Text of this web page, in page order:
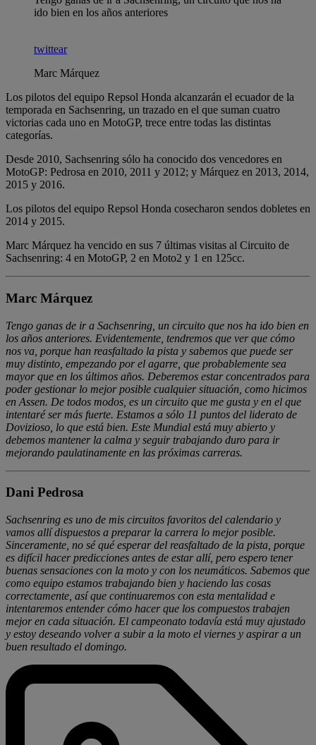
ido bien en los años anteriores
twittear
Marc Márquez
Los pilotos del equipo Repsol Honda alcanzarán el ecuador de la
temporada en Sachsenring, un trazado en el que suman cuatro
victorias cada uno en MotoGP, trece entre todas las distintas
categorías.
Desde 2010, Sachsenring sólo ha conocido dos vencedores en
MotoGP: Pedrosa en 2010, 2011 y 2012; y Márquez en 2013, 2014,
2015 y 2016.
Los pilotos del equipo Repsol Honda cosecharon sendos dobletes en
2014 y 2015.
Marc Márquez ha vencido en sus 7 últimas visitas al Circuito de
Sachsenring: 4 en MotoGP, 2 en Moto2 y 1 en 125cc.
Marc Márquez
Tengo ganas de ir a Sachsenring, un circuito que nos ha ido bien en
los años anteriores. Evidentemente, tendremos que ver que cómo
nos va, porque han reasfaltado la pista y sabemos que puede ser
muy distinto, empezando por el agarre, que probablemente sea
mayor que en los últimos años. Deberemos estar concentrados para
poder gestionar lo mejor posible cualquier situación, como hicimos
en Assen. De todos modos, es un circuito que me gusta y en el que
intentaré ser más fuerte. Estamos a sólo 11 puntos del liderato de
Dovizioso, lo que está bien. Este Mundial está muy abierto y
debemos mantener la calma y seguir trabajando duro para ir
mejorando paulatinamente en las próximas carreras.
Dani Pedrosa
Sachsenring es uno de mis circuitos favoritos del calendario y
vamos allí dispuestos a preparar la carrera lo mejor posible.
Sinceramente, no sé qué esperar del reasfaltado de la pista, porque
es difícil hacer predicciones antes de estar allí, pero espero tener
buenas sensaciones con la moto y con los neumáticos. Sabemos que
como equipo estamos trabajando bien y haciendo las cosas
correctamente, así que continuaremos con esta mentalidad e
intentaremos entender cómo hacer que los compuestos trabajen
mejor en cada situación. El campeonato todavía está muy ajustado
y estoy deseando volver a subir a la moto el viernes y aspirar a un
buen resultado el domingo.